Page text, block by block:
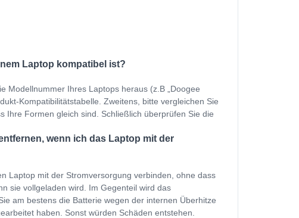
Laptop kompatibel ist?
Modellnummer Ihres Laptops heraus (z.B „Doogee
Kompatibilitätstabelle. Zweitens, bitte vergleichen Sie
Ihre Formen gleich sind. Schließlich überprüfen Sie die
wenn ich das Laptop mit der
Laptop mit der Stromversorgung verbinden, ohne dass
sie vollgeladen wird. Im Gegenteil wird das
am bestens die Batterie wegen der internen Überhitze
haben. Sonst würden Schäden entstehen.